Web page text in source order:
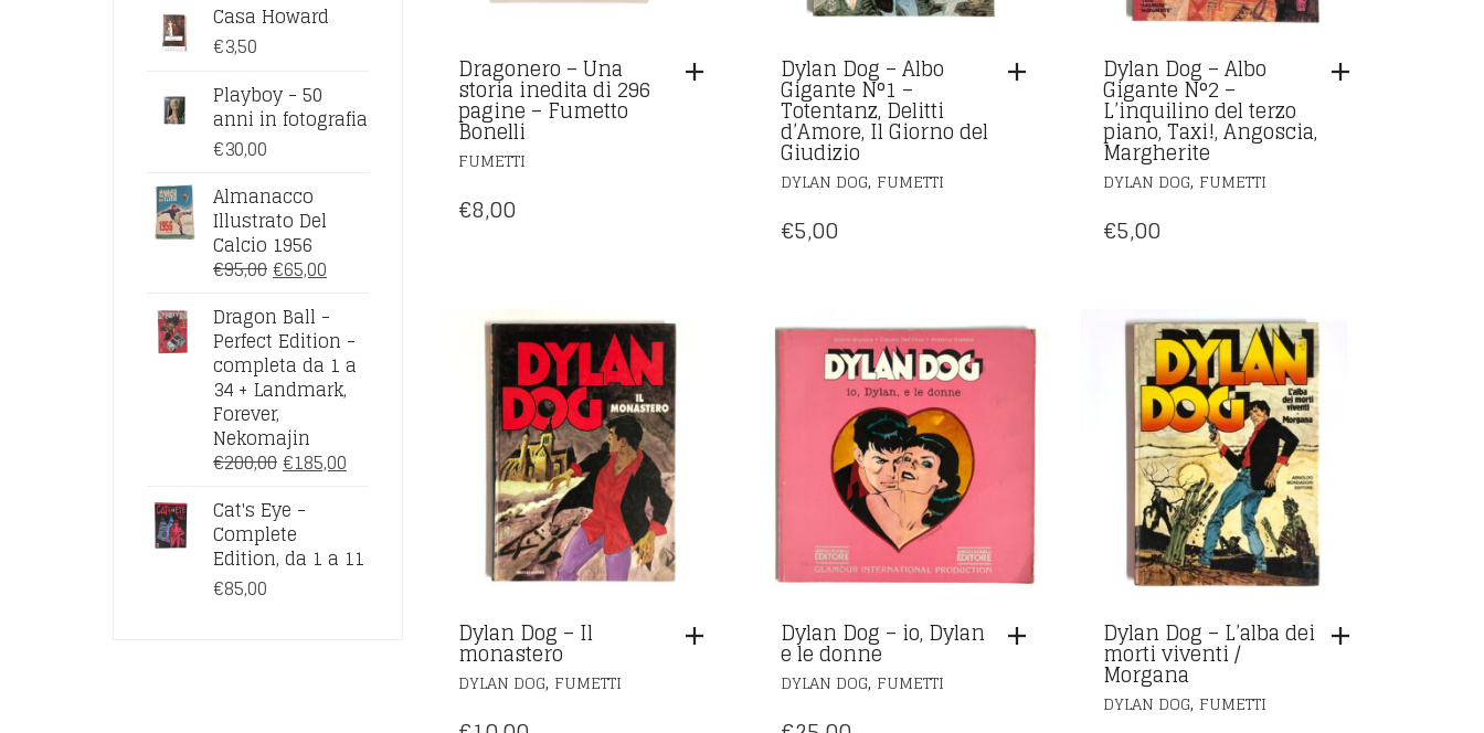
Dragonero – Una
storia inedita di 296
pagine – Fumetto
Bonelli
FUMETTI
€8,00
Dylan Dog – Albo
Gigante N°1 –
Totentanz, Delitti
d’Amore, Il Giorno del
Giudizio
DYLAN DOG, FUMETTI
€5,00
Dylan Dog – Albo
Gigante N°2 –
L’inquilino del terzo
piano, Taxi!, Angoscia,
Margherite
DYLAN DOG, FUMETTI
€5,00
Dylan Dog – Il
monastero
DYLAN DOG, FUMETTI
Dylan Dog – io, Dylan
e le donne
DYLAN DOG, FUMETTI
Dylan Dog – L’alba dei
morti viventi /
Morgana
DYLAN DOG, FUMETTI
Casa Howard
€3,50
Playboy - 50
anni in fotografia
€30,00
Almanacco
Illustrato Del
Calcio 1956
€95,00IL
ORIGINALE
ERA:
€95,00.
€65,00
ATTUALE
È:
€65,00.
Dragon Ball -
Perfect Edition -
completa da 1 a
34 + Landmark,
Forever,
Nekomajin
€200,00IL
ORIGINALE
ERA:
€200,00.
€185,00
€185,00.
Cat's Eye -
Complete
Edition, da 1 a 11
€85,00